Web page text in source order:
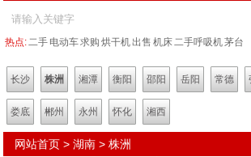
热点:二手 电动车求购 烘干机出售 机床二手呼吸机茅台
长沙 株洲 湘潭 衡阳 邵阳 岳阳 常德
娄底 郴州 永州 怀化 湘西
网站首页 >湖南 >株洲